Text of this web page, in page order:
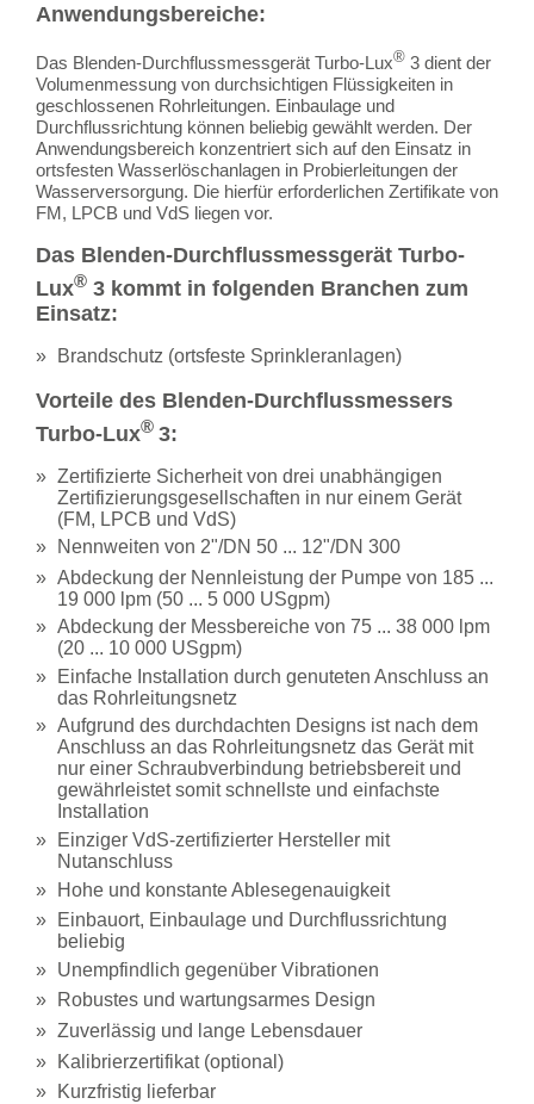
Anwendungsbereiche:
Das Blenden-Durchflussmessgerät Turbo-Lux®3 dient der
Volumenmessung von durchsichtigen Flüssigkeiten in
geschlossenen Rohrleitungen. Einbaulage und
Durchflussrichtung können beliebig gewählt werden. Der
Anwendungsbereich konzentriert sich auf den Einsatz in
ortsfesten Wasserlöschanlagen in Probierleitungen der
Wasserversorgung. Die hierfür erforderlichen Zertifikate von
FM, LPCB und VdS liegen vor.
Das Blenden-Durchflussmessgerät Turbo-
Lux®3 kommt in folgenden Branchen zum
Einsatz:
Brandschutz (ortsfeste Sprinkleranlagen)
Vorteile des Blenden-Durchflussmessers
Turbo-Lux® 3:
Zertifizierte Sicherheit von drei unabhängigen
Zertifizierungsgesellschaften in nur einem Gerät
(FM, LPCB und VdS)
Nennweiten von 2"/DN 50 ... 12"/DN 300
Abdeckung der Nennleistung der Pumpe von 185 ...
19 000 lpm (50 ... 5 000 USgpm)
Abdeckung der Messbereiche von 75 ... 38 000 lpm
(20 ... 10 000 USgpm)
Einfache Installation durch genuteten Anschluss an
das Rohrleitungsnetz
Aufgrund des durchdachten Designs ist nach dem
Anschluss an das Rohrleitungsnetz das Gerät mit
nur einer Schraubverbindung betriebsbereit und
gewährleistet somit schnellste und einfachste
Installation
Einziger VdS-zertifizierter Hersteller mit
Nutanschluss
Hohe und konstante Ablesegenauigkeit
Einbauort, Einbaulage und Durchflussrichtung
beliebig
Unempfindlich gegenüber Vibrationen
Robustes und wartungsarmes Design
Zuverlässig und lange Lebensdauer
Kalibrierzertifikat (optional)
Kurzfristig lieferbar